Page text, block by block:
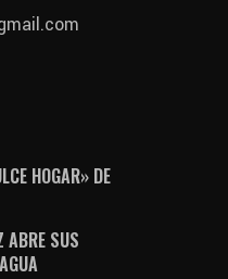
HOGAR» DE
ABRE SUS